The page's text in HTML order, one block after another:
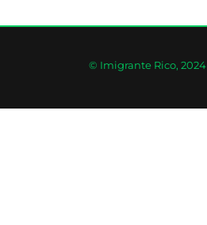
© Imigrante Rico, 2024